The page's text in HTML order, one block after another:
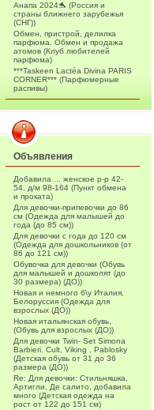
Анапа 2024🐬 (Россия и
страны ближнего зарубежья
(СНГ))
Обмен, пристрой, делилка
парфюма. Обмен и продажа
атомов (Клуб любителей
парфюма)
***Taskeen Lactéa Divina PARIS
CORNER*** (Парфюмерные
распивы)
Объявления
Добавила ... женское р-р 42-
54, д/м 98-164 (Пункт обмена
и проката)
Для девочки-припевочки до 86
см (Одежда для малышей до
года (до 85 см))
Для девочки с года до 120 см
(Одежда для дошкольников (от
86 до 121 см))
Обувочка для девочки (Обувь
для малышей и дошколят (до
30 размера) (ДО))
Новая и немного б\у Италия,
Белоруссия (Одежда для
взрослых (ДО))
Новая итальянская обувь,
(Обувь для взрослых (ДО))
Для девочки Twin- Set Simona
Barbieri. Cult, Viking , Pablosky
(Детская обувь от 31 до 36
размера (ДО))
Re: Для девочки: Стильняшка,
Артигли, Де салито, добавила
много (Детская одежда на
рост от 122 до 151 см)